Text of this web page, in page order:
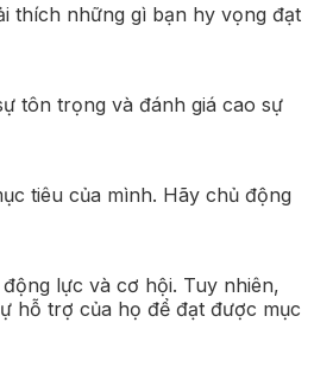
thích những gì bạn hy vọng đạt
tôn trọng và đánh giá cao sự
tiêu của mình. Hãy chủ động
lực và cơ hội. Tuy nhiên,
hỗ trợ của họ để đạt được mục